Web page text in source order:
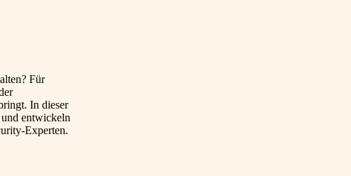
Für
In dieser
entwickeln
Experten.